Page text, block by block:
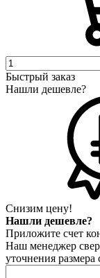
Быстрый заказ
Нашли дешевле?
Снизим цену!
Нашли дешевле?
Приложите счет
Наш менеджер
уточнения размера